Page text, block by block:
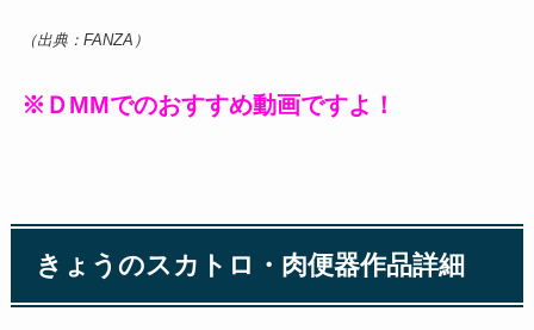
（出典：FANZA）
※ＤMMでのおすすめ動画ですよ！
きょうのスカトロ・肉便器作品詳細